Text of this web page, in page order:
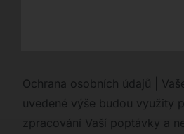
Ochrana osobních údajů |
uvedené výše budou využity
zpracování Vaší poptávky a